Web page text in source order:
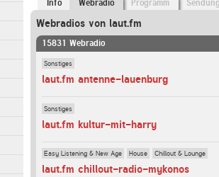
Info Webradio Programm
Webradios von laut.fm
15831 Webradio
Sonstiges
laut.fm antenne-lauenburg
Sonstiges
laut.fm kultur-mit-harry
Easy Listening & New Age House Chillout & Lounge
laut.fm chillout-radio-mykonos